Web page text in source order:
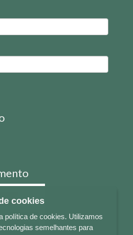
cookies
política de cookies. Utilizamos
semelhantes para